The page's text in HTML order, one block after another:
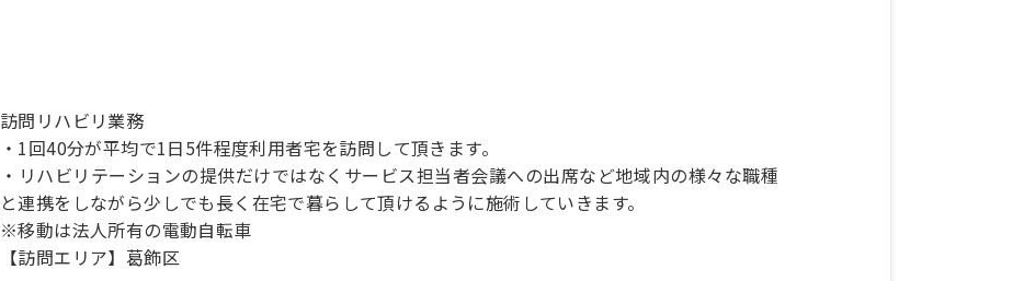
訪問リハビリ業務
・1回40分が平均で1日5件程度利用者宅を訪問して頂きます。
・リハビリテーションの提供だけではなくサービス担当者会議への出席など地域内の様々な職種
と連携をしながら少しでも長く在宅で暮らして頂けるように施術していきます。
※移動は法人所有の電動自転車
【訪問エリア】葛飾区